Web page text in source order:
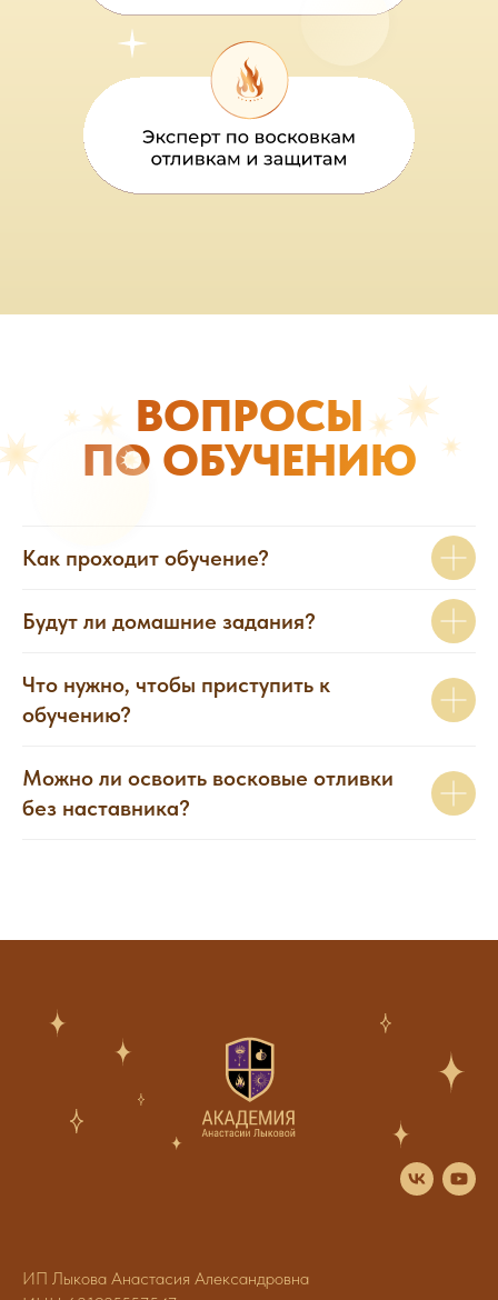
ВОПРОСЫ
ПО ОБУЧЕНИЮ
Как проходит обучение?
Будут ли домашние задания?
Что нужно, чтобы приступить к
обучению?
Можно ли освоить восковые отливки
без наставника?
ИП Лыкова Анастасия Александровна